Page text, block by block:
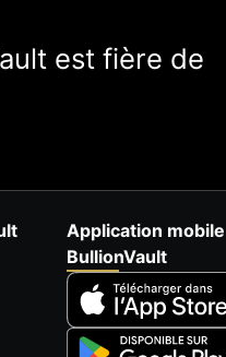
est fière de
Application mobile
BullionVault